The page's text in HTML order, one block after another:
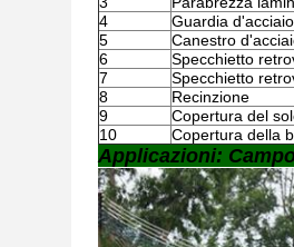
4
Guardia
5
Canestro
6
Specchietto
7
Specchietto
8
Recinzione
9
Copertura del
10
Copertura della
Applicazioni: